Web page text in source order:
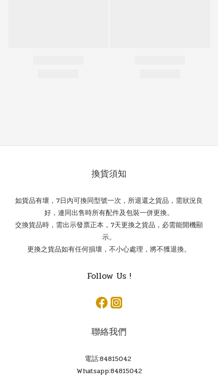
換貨須知
如貨品有壞，7日內可換同型號一次，所退還之貨品，需狀況良
好，連同出售時所有配件及包裝一併更換。
交換貨品時，需出示發票正本，7天更換之貨品，必需能開機顯
示。
更換之貨品如有任何損壞，不小心處理，將不獲退換。
Follow Us !
聯絡我們
電話:84815042
Whatsapp:84815042